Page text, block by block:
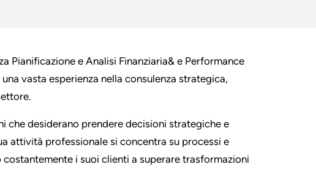
Pianificazione e Analisi Finanziaria& e Performance
vasta esperienza nella consulenza strategica,
che desiderano prendere decisioni strategiche e
attività professionale si concentra su processi e
i suoi clienti a superare trasformazioni